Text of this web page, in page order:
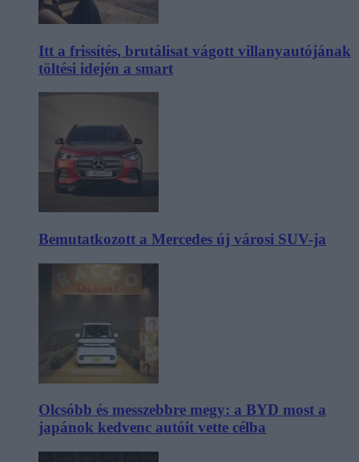
Itt a frissítés, brutálisat vágott villanyautójának
töltési idején a smart
Bemutatkozott a Mercedes új városi SUV-ja
Olcsóbb és messzebbre megy: a BYD most a
japánok kedvenc autóit vette célba